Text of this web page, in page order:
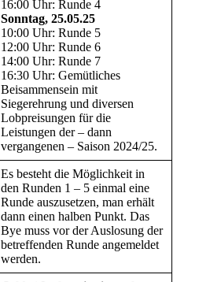
16:00 Uhr: Runde 4
Sonntag, 25.05.25
10:00 Uhr: Runde 5
12:00 Uhr: Runde 6
14:00 Uhr: Runde 7
16:30 Uhr: Gemütliches
Beisammensein mit
Siegerehrung und diversen
Lobpreisungen für die
Leistungen der – dann
vergangenen – Saison 2024/25.
Es besteht die Möglichkeit in
den Runden 1 – 5 einmal eine
Runde auszusetzen, man erhält
dann einen halben Punkt. Das
Bye muss vor der Auslosung der
betreffenden Runde angemeldet
werden.